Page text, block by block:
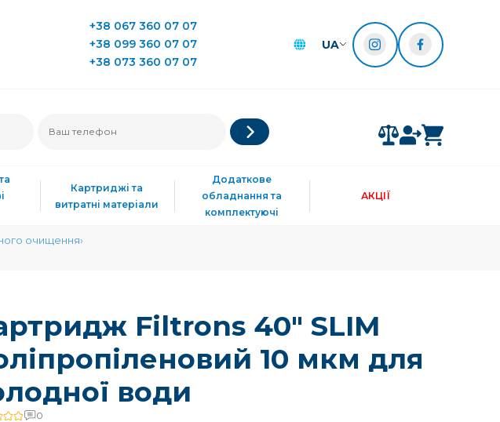
+38 067 360 07 07
+38 099 360 07 07
+38 073 360 07 07
UA
Картриджі та
витратні матеріали
Додаткове
обладнання та
комплектуючі
АКЦІЇ
очищення
Filtrons 40" SLIM
10 мкм для
води
0